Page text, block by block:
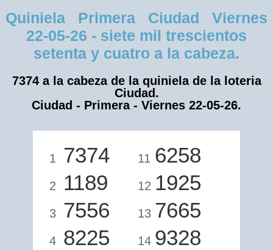
Quiniela Primera Ciudad Viernes
22-05-26 - siete mil trescientos
setenta y cuatro a la cabeza.
7374 a la cabeza de la quiniela de la loteria
Ciudad.
Ciudad - Primera - Viernes 22-05-26.
1 7374
2 1189
3 7556
4 8225
11 6258
12 1925
13 7665
14 9328